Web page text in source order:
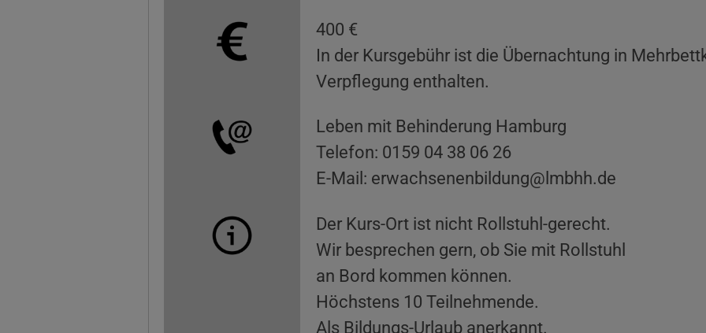
400 €
In der Kursgebühr ist die Übernachtung in
Verpflegung enthalten.
Leben mit Behinderung Hamburg
Telefon: 0159 04 38 06 26
E-Mail: erwachsenenbildung@lmbhh.de
Der Kurs-Ort ist nicht Rollstuhl-gerecht.
Wir besprechen gern, ob Sie mit Rollstuhl
an Bord kommen können.
Höchstens 10 Teilnehmende.
Als Bildungs-Urlaub anerkannt.